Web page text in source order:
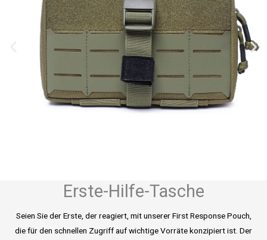
Erste-Hilfe-Tasche
Seien Sie der Erste, der reagiert, mit unserer First Response Pouch,
die für den schnellen Zugriff auf wichtige Vorräte konzipiert ist. Der